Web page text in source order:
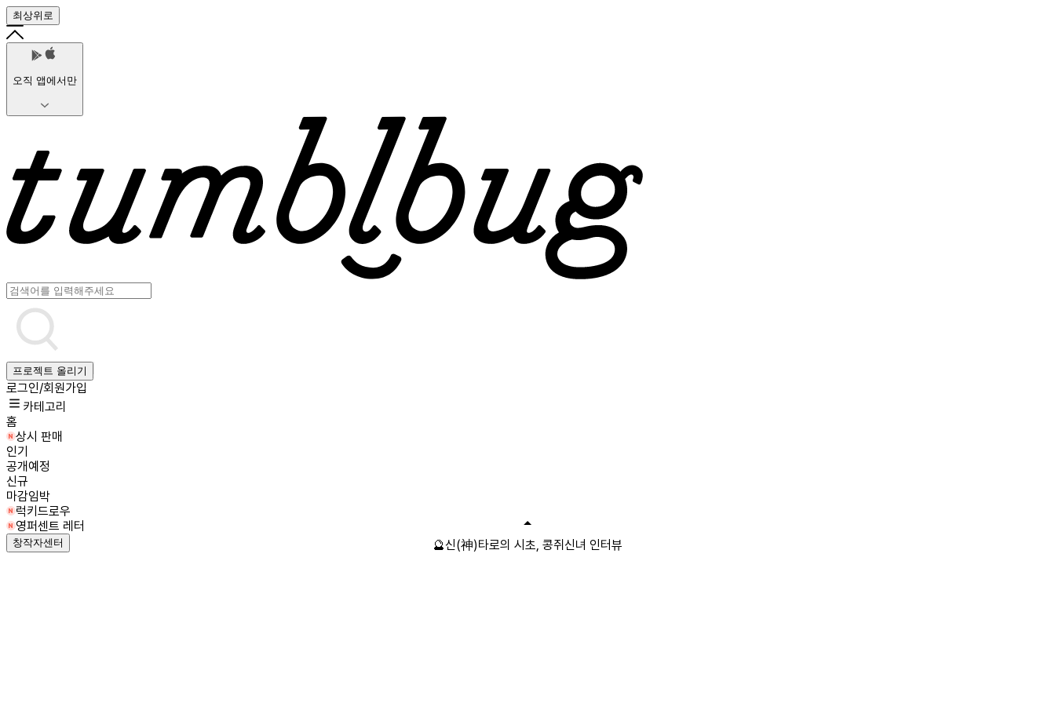
최상위로
오직 앱에서만
프로젝트 올리기
로그인/회원가입
카테고리
홈
상시 판매
인기
공개예정
신규
마감임박
럭키드로우
영퍼센트 레터
창작자센터 🔮신(神)타로의 시초, 콩쥐신녀 인터뷰